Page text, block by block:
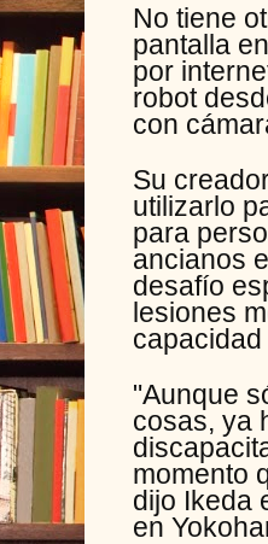
No tiene
pantalla
por
robot
con
Su
utilizarlo
para
ancianos
desafío
lesiones
"Aunque
cosas, ya
momento
dijo Ikeda
en